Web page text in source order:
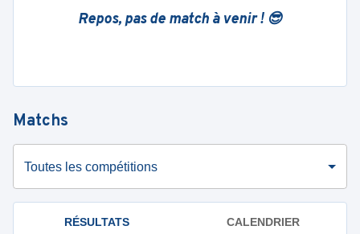
Repos, pas de match à venir ! 😎
Matchs
Toutes les compétitions
RÉSULTATS CALENDRIER